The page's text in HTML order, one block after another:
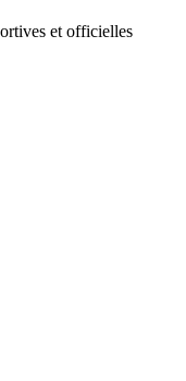
et officielles